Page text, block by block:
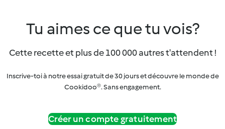
Tu aimes ce que tu vois?
Cette recette et plus de 100 000 autres t'attendent !
Inscrive-toi à notre essai gratuit de 30 jours et découvre le monde de
Cookidoo®. Sans engagement.
Créer un compte gratuitement